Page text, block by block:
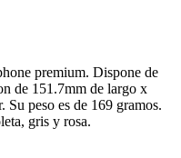
premium. Dispone de
de 151.7mm de largo x
Su peso es de 169 gramos.
gris y rosa.